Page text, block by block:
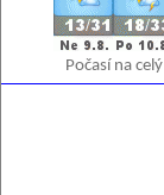
Počasí na